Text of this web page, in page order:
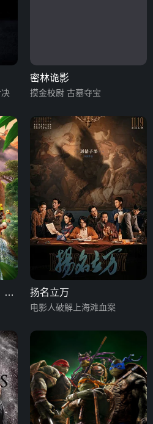
密林诡影
摸金校尉 古墓夺宝
勇
扬名立万
电影人破解上海滩血案